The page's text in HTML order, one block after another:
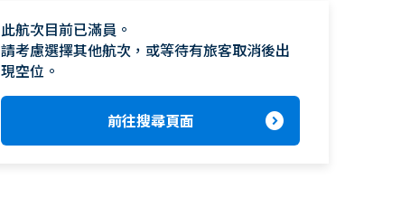
此航次目前已滿員。
請考慮選擇其他航次，或等待有旅客取消後出
現空位。
前往搜尋頁面 expand_circle_right